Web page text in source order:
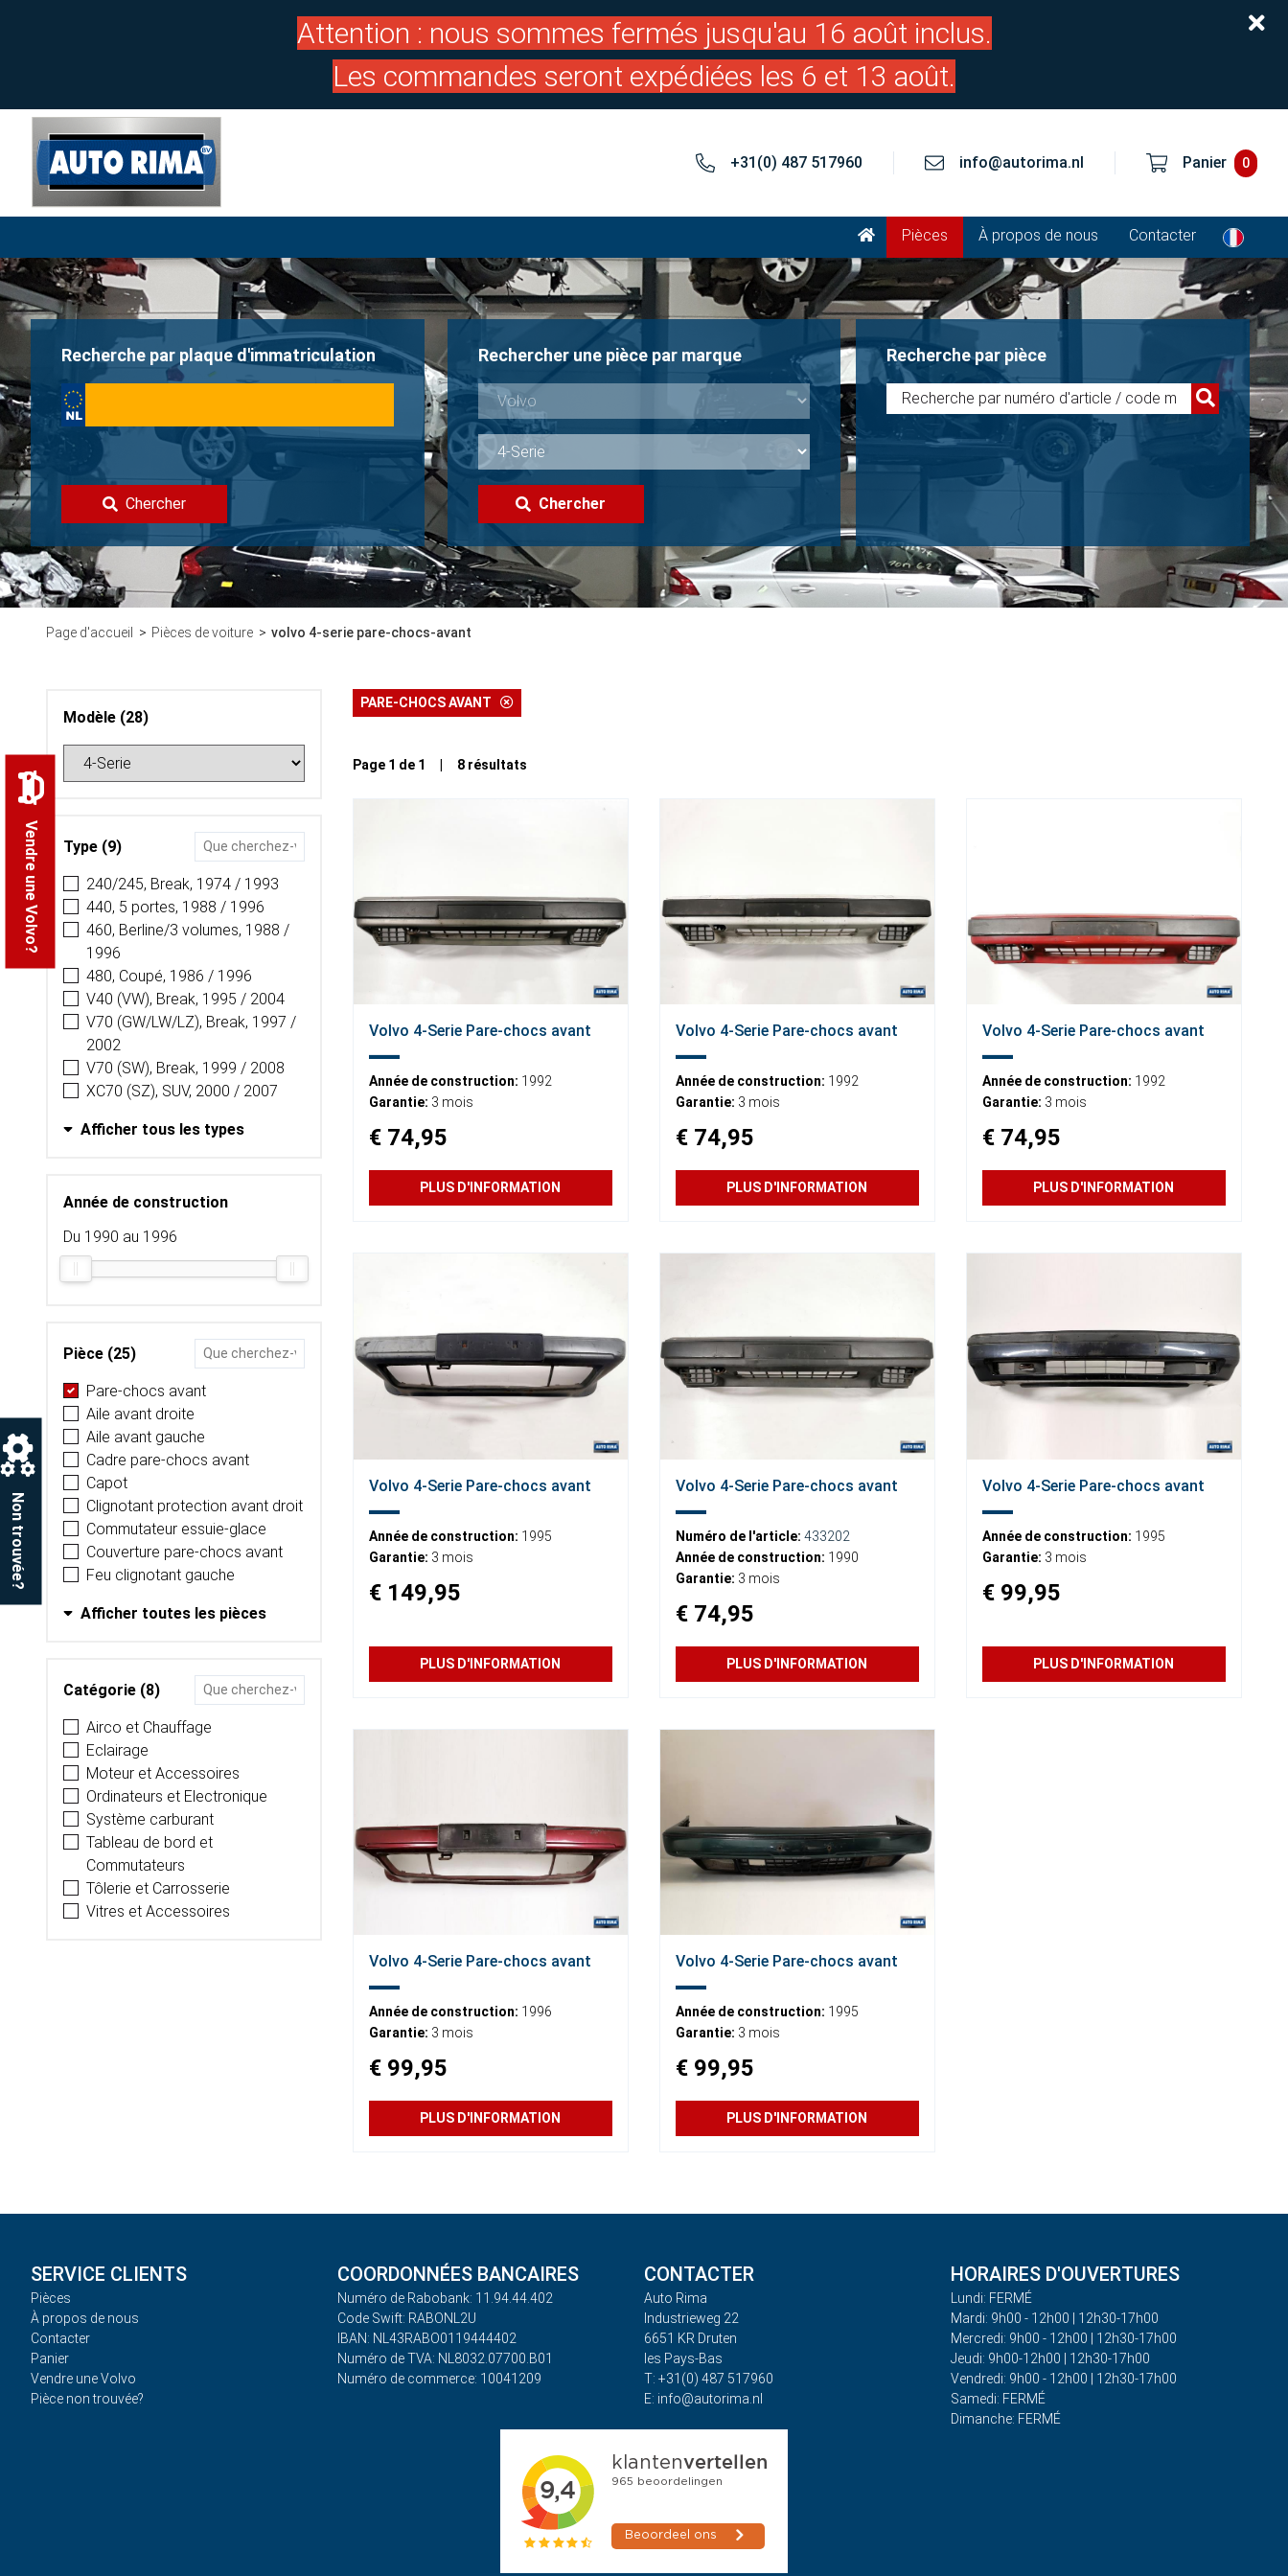
Attention : nous sommes fermés jusqu'au 16 août inclus.
Les commandes seront expédiées les 6 et 13 août.
+31(0) 487 517960 info@autorima.nl Panier 0
Pièces À propos de nous Contacter
Recherche par plaque d'immatriculation
Chercher
Rechercher une pièce par marque
Chercher
Recherche par pièce
Page d'accueil Pièces de voiture volvo 4-serie pare-chocs-avant
Modèle (28)
Type (9)
240/245, Break, 1974 / 1993
440, 5 portes, 1988 / 1996
460, Berline/3 volumes, 1988 /
1996
480, Coupé, 1986 / 1996
V40 (VW), Break, 1995 / 2004
V70 (GW/LW/LZ), Break, 1997 /
2002
V70 (SW), Break, 1999 / 2008
XC70 (SZ), SUV, 2000 / 2007
Afficher tous les types
Année de construction
Du 1990 au 1996
Pièce (25)
Pare-chocs avant
Aile avant droite
Aile avant gauche
Cadre pare-chocs avant
Capot
Clignotant protection avant droit
Commutateur essuie-glace
Couverture pare-chocs avant
Feu clignotant gauche
Afficher toutes les pièces
Catégorie (8)
Airco et Chauffage
Eclairage
Moteur et Accessoires
Ordinateurs et Electronique
Système carburant
Tableau de bord et
Commutateurs
Tôlerie et Carrosserie
Vitres et Accessoires
PARE-CHOCS AVANT
Page 1 de 1 | 8 résultats
Volvo 4-Serie Pare-chocs avant
Année de construction: 1992
Garantie: 3 mois
€ 74,95
PLUS D'INFORMATION
Volvo 4-Serie Pare-chocs avant
Année de construction: 1992
Garantie: 3 mois
€ 74,95
PLUS D'INFORMATION
Volvo 4-Serie Pare-chocs avant
Année de construction: 1992
Garantie: 3 mois
€ 74,95
PLUS D'INFORMATION
Volvo 4-Serie Pare-chocs avant
Année de construction: 1995
Garantie: 3 mois
€ 149,95
PLUS D'INFORMATION
Volvo 4-Serie Pare-chocs avant
Numéro de l'article: 433202
Année de construction: 1990
Garantie: 3 mois
€ 74,95
PLUS D'INFORMATION
Volvo 4-Serie Pare-chocs avant
Année de construction: 1995
Garantie: 3 mois
€ 99,95
PLUS D'INFORMATION
Volvo 4-Serie Pare-chocs avant
Année de construction: 1996
Garantie: 3 mois
€ 99,95
PLUS D'INFORMATION
Volvo 4-Serie Pare-chocs avant
Année de construction: 1995
Garantie: 3 mois
€ 99,95
PLUS D'INFORMATION
SERVICE CLIENTS
Pièces
À propos de nous
Contacter
Panier
Vendre une Volvo
Pièce non trouvée?
COORDONNÉES BANCAIRES
Numéro de Rabobank: 11.94.44.402
Code Swift: RABONL2U
IBAN: NL43RABO0119444402
Numéro de TVA: NL8032.07700.B01
Numéro de commerce: 10041209
CONTACTER
Auto Rima
Industrieweg 22
6651 KR Druten
les Pays-Bas
T: +31(0) 487 517960
E: info@autorima.nl
HORAIRES D'OUVERTURES
Lundi: FERMÉ
Mardi: 9h00 - 12h00 | 12h30-17h00
Mercredi: 9h00 - 12h00 | 12h30-17h00
Jeudi: 9h00-12h00 | 12h30-17h00
Vendredi: 9h00 - 12h00 | 12h30-17h00
Samedi: FERMÉ
Dimanche: FERMÉ
Vendre une Volvo?
Non trouvée?